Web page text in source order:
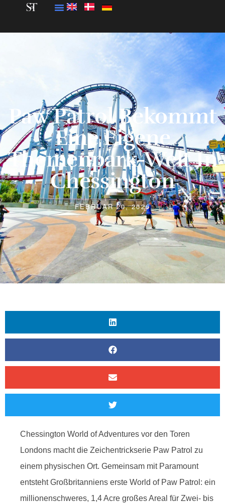
Paw Patrol Bekommt
Eine Eigene
Themenpark-Welt In
Chessington
FEBRUAR 20, 2026
Chessington World of Adventures vor den Toren
Londons macht die Zeichentrickserie Paw Patrol zu
einem physischen Ort. Gemeinsam mit Paramount
entsteht Großbritanniens erste World of Paw Patrol: ein
millionenschweres, 1,4 Acre großes Areal für Zwei- bis